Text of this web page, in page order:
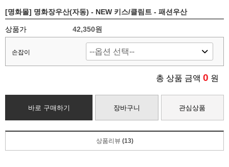
[명화몰] 명화장우산(자동) - NEW 키스/클림트 - 패션우산
상품가 42,350원
손잡이
총 상품 금액 0 원
바로 구매하기 장바구니 관심상품
상품리뷰 (13)